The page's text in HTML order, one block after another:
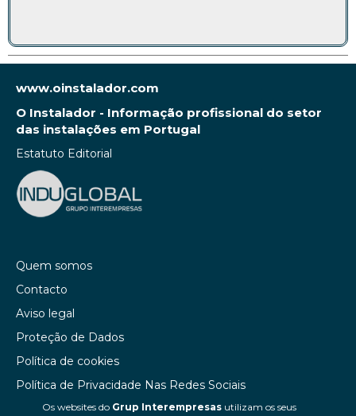
Os websites do Grup Interempresasutilizam os seus
www.oinstalador.com
O Instalador - Informação profissional do setor
das instalações em Portugal
Estatuto Editorial
Quem somos
Contacto
Aviso legal
Proteção de Dados
Política de cookies
Política de Privacidade Nas Redes Sociais
Canal de denúncias